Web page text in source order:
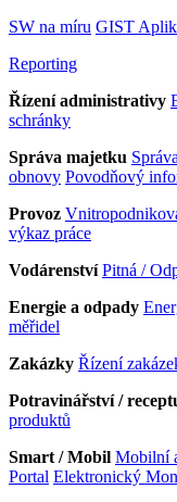
SW na míru GIST
Reporting
Řízení administrativy
schránky
Správa majetku
obnovy Povodňový
Provoz
výkaz práce
Vodárenství Pitná /
Energie a odpady
měřidel
Zakázky Řízení
Potravinářství /
produktů
Smart / Mobil Mobilní
Portal Elektronický